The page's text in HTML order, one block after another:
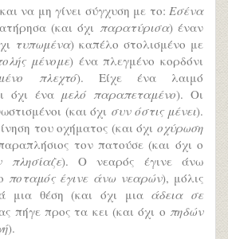
να μη γίνει σύγχυση με το: Εσένα
(και όχι παρατύρισα) έναν
τυπωμένα) καπέλο στολισμένο με
μένομε) ένα πλεγμένο κορδόνι
πλεχτό). Είχε ένα λαιμό
όχι ένα μελό παραπεταμένο). Οι
(και όχι συν όστις μένει).
του οχήματος (και όχι οχύρωση
τον πατούσε (και όχι ο
πλησίαζε). Ο νεαρός έγινε άνω
ποταμός έγινε άνω νεαρών), μόλις
μια θέση (και όχι μια άδεια σε
πήγε προς τα κει (και όχι ο πηδών
).